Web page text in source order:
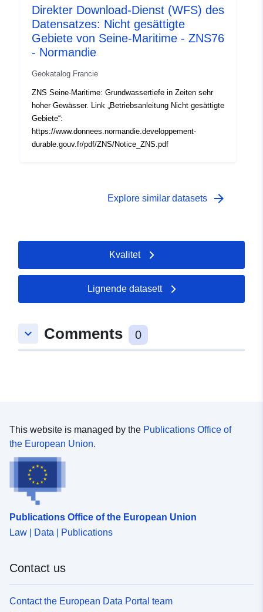
Direkter Download-Dienst (WFS) des
Datensatzes: Nicht gesättigte
Gebiete von Seine-Maritime - ZNS76
- Normandie
Geokatalog Francie
ZNS Seine-Maritime: Grundwassertiefe in Zeiten sehr
hoher Gewässer. Link „Betriebsanleitung Nicht gesättigte
Gebiete“:
https://www.donnees.normandie.developpement-
durable.gouv.fr/pdf/ZNS/Notice_ZNS.pdf
Explore similar datasets arrow_forward
Kvalitet
Lignende datasett
keyboard_arrow_down Comments 0
This website is managed by the Publications Office of
the European Union.
Publications Office of the European Union
Law | Data | Publications
Contact us
Contact the European Data Portal team